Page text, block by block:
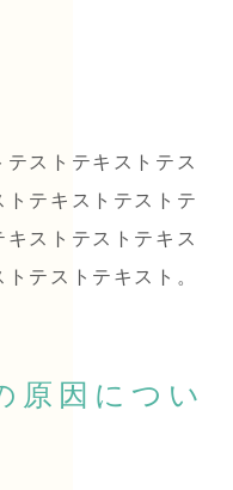
ストテキストテス
トテキストテストテ
ストテストテキス
テストテキスト。
原因につい